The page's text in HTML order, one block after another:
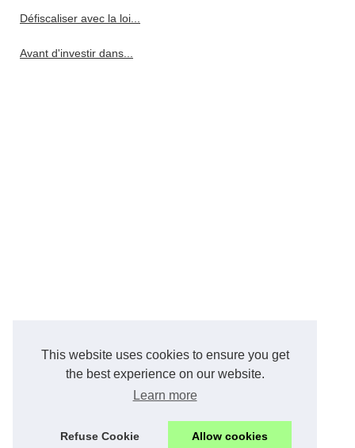
This website uses cookies to ensure you get
the best experience on our website.
Learn more
Refuse Cookie Allow cookies
Défiscaliser avec la loi...
Avant d'investir dans...